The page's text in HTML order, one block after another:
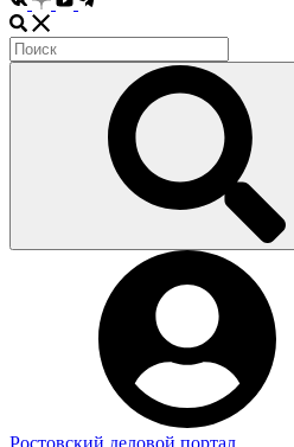
Ростовский деловой портал